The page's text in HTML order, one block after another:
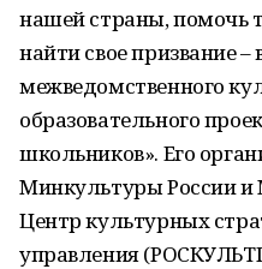
нашей страны, помочь
найти свое призвание
межведомственного
образовательного
школьников». Его
Минкультуры России и
Центр культурных
управления